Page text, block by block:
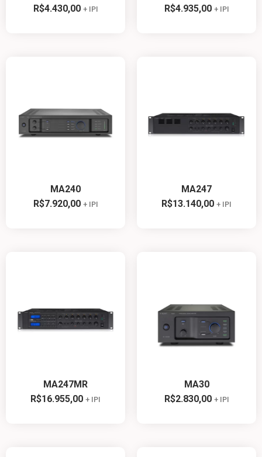
R$4.430,00 + IPI
R$4.935,00 + IPI
MA240
R$7.920,00 + IPI
MA247
R$13.140,00 + IPI
MA247MR
R$16.955,00 + IPI
MA30
R$2.830,00 + IPI